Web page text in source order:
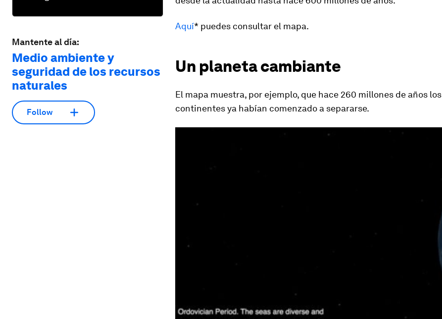
Mantente al día:
Medio ambiente y
seguridad de los recursos
naturales
Follow
Aquí* puedes consultar el mapa.
Un planeta cambiante
El mapa muestra, por ejemplo, que hace 260 millones de años los
continentes ya habían comenzado a separarse.